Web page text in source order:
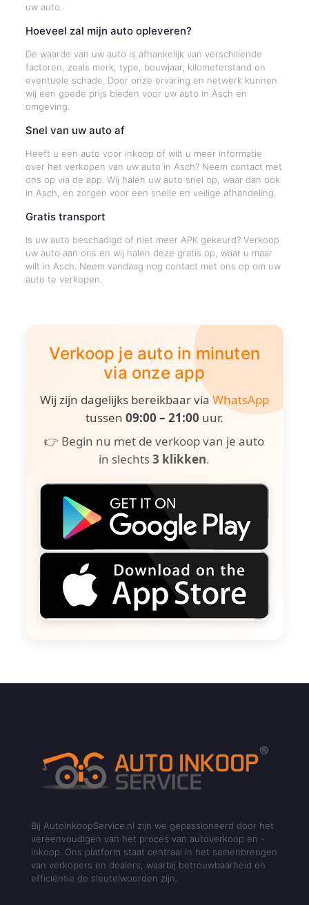
uw auto.
Hoeveel zal mijn auto opleveren?
De waarde van uw auto is afhankelijk van verschillende
factoren, zoals merk, type, bouwjaar, kilometerstand en
eventuele schade. Door onze ervaring en netwerk kunnen
wij een goede prijs bieden voor uw auto in Asch en
omgeving.
Snel van uw auto af
Heeft u een auto voor inkoop of wilt u meer informatie
over het verkopen van uw auto in Asch? Neem contact met
ons op via de app. Wij halen uw auto snel op, waar dan ook
in Asch, en zorgen voor een snelle en veilige afhandeling.
Gratis transport
Is uw auto beschadigd of niet meer APK gekeurd? Verkoop
uw auto aan ons en wij halen deze gratis op, waar u maar
wilt in Asch. Neem vandaag nog contact met ons op om uw
auto te verkopen.
Verkoop je auto in minuten
via onze app
Wij zijn dagelijks bereikbaar viaWhatsApp
tussen 09:00 – 21:00 uur.
👉 Begin nu met de verkoop van je auto
in slechts3 klikken.
Bij AutoInkoopService.nl zijn we gepassioneerd door het
vereenvoudigen van het proces van autoverkoop en -
inkoop. Ons platform staat centraal in het samenbrengen
van verkopers en dealers, waarbij betrouwbaarheid en
efficiëntie de sleutelwoorden zijn.